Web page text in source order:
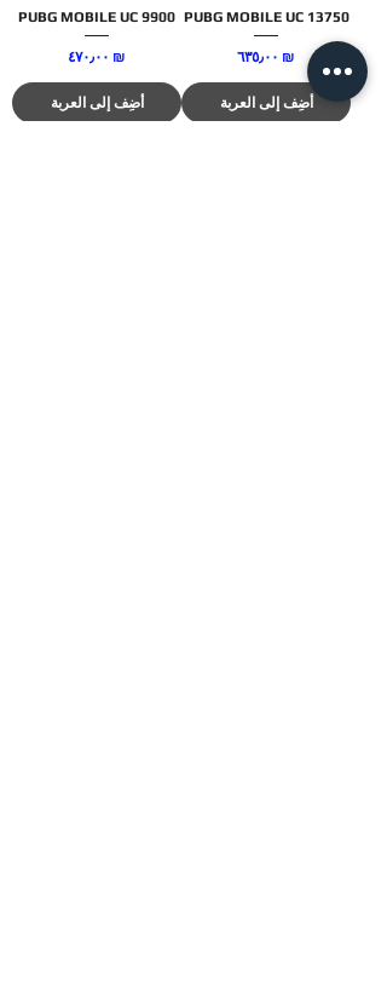
PUBG MOBILE UC 9900
السعر ‏٤٧٠٫٠٠ ₪
أضِف إلى العربة
PUBG MOBILE UC 13750
السعر ‏٦٣٥٫٠٠ ₪
أضِف إلى العربة